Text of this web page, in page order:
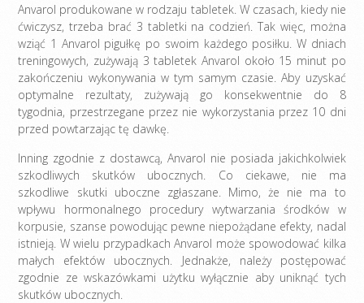
Anvarol produkowane w rodzaju tabletek. W czasach, kiedy nie
ćwiczysz, trzeba brać 3 tabletki na codzień. Tak więc, można
wziąć 1 Anvarol pigułkę po swoim każdego posiłku. W dniach
treningowych, zużywają 3 tabletek Anvarol około 15 minut po
zakończeniu wykonywania w tym samym czasie. Aby uzyskać
optymalne rezultaty, zużywają go konsekwentnie do 8
tygodnia, przestrzegane przez nie wykorzystania przez 10 dni
przed powtarzając tę ​​dawkę.
Inning zgodnie z dostawcą, Anvarol nie posiada jakichkolwiek
szkodliwych skutków ubocznych. Co ciekawe, nie ma
szkodliwe skutki uboczne zgłaszane. Mimo, że nie ma to
wpływu hormonalnego procedury wytwarzania środków w
korpusie, szanse powodując pewne niepożądane efekty, nadal
istnieją. W wielu przypadkach Anvarol może spowodować kilka
małych efektów ubocznych. Jednakże, należy postępować
zgodnie ze wskazówkami użytku wyłącznie aby uniknąć tych
skutków ubocznych.